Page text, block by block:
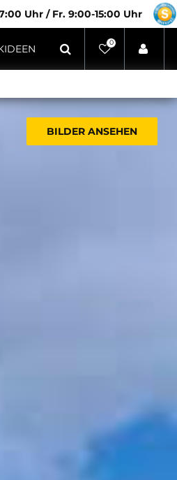
Uhr / Fr. 9:00-15:00 Uhr
0
BILDER ANSEHEN